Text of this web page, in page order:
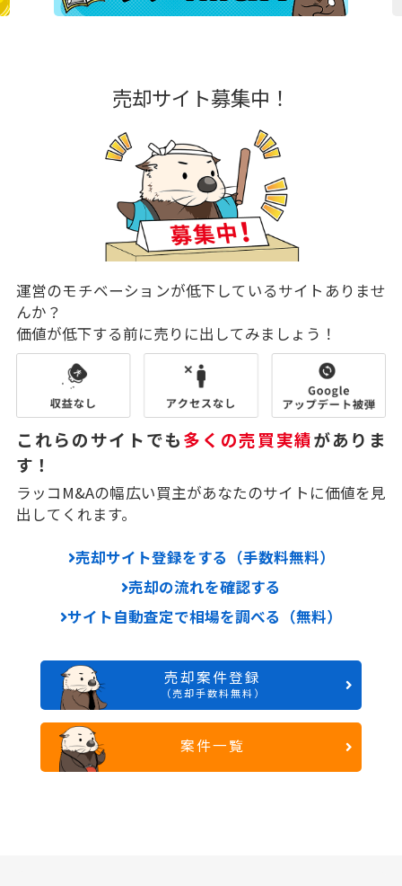
売却サイト募集中！
運営のモチベーションが低下しているサイトありませ
んか？
価値が低下する前に売りに出してみましょう！
これらのサイトでも多くの売買実績がありま
す！
ラッコM&Aの幅広い買主があなたのサイトに価値を見
出してくれます。
売却サイト登録をする（手数料無料）
売却の流れを確認する
サイト自動査定で相場を調べる（無料）
売却案件登録
（売却手数料無料）
案件一覧